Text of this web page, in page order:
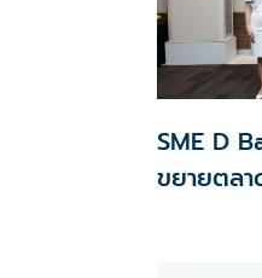
SME D
ขยายตล